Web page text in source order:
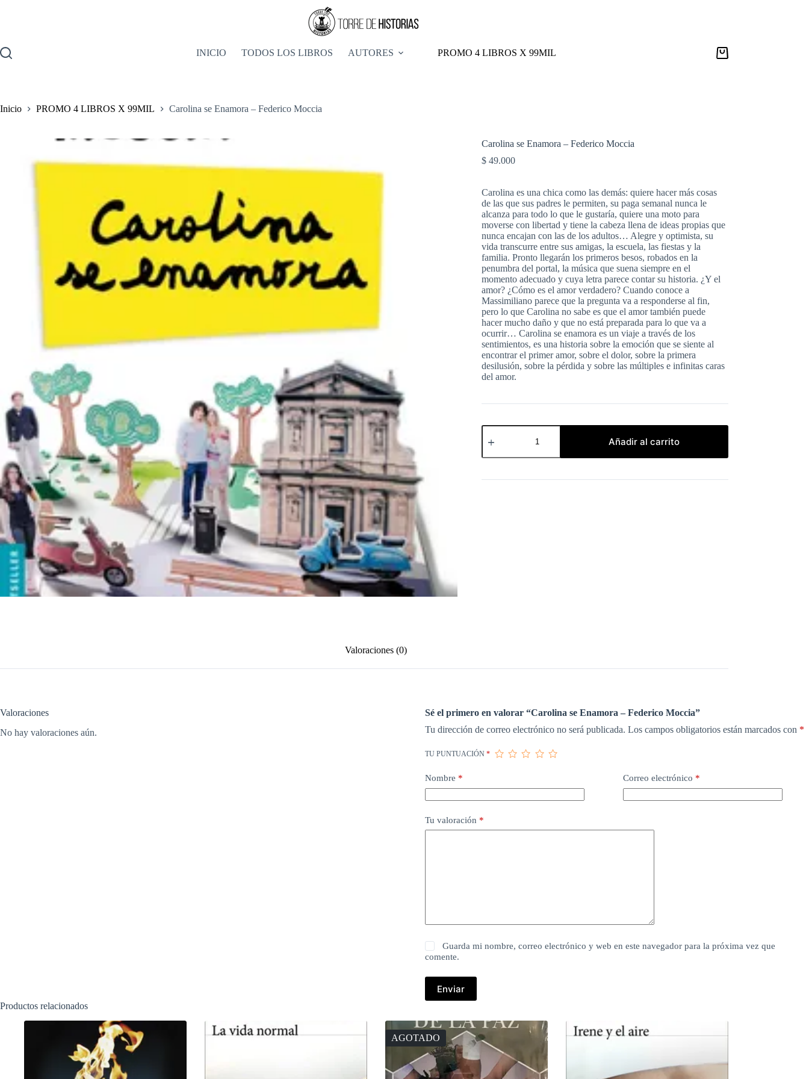
INICIO TODOS LOS LIBROS AUTORES PROMO 4 LIBROS X 99MIL
Carro
Inicio PROMO 4 LIBROS X 99MIL Carolina se Enamora – Federico Moccia
Carolina se Enamora – Federico Moccia
$ 49.000
Carolina es una chica como las demás: quiere hacer más cosas
de las que sus padres le permiten, su paga semanal nunca le
alcanza para todo lo que le gustaría, quiere una moto para
moverse con libertad y tiene la cabeza llena de ideas propias que
nunca encajan con las de los adultos… Alegre y optimista, su
vida transcurre entre sus amigas, la escuela, las fiestas y la
familia. Pronto llegarán los primeros besos, robados en la
penumbra del portal, la música que suena siempre en el
momento adecuado y cuya letra parece contar su historia. ¿Y el
amor? ¿Cómo es el amor verdadero? Cuando conoce a
Massimiliano parece que la pregunta va a responderse al fin,
pero lo que Carolina no sabe es que el amor también puede
hacer mucho daño y que no está preparada para lo que va a
ocurrir… Carolina se enamora es un viaje a través de los
sentimientos, es una historia sobre la emoción que se siente al
encontrar el primer amor, sobre el dolor, sobre la primera
desilusión, sobre la pérdida y sobre las múltiples e infinitas caras
del amor.
Carolina
se
-
Moccia
Añadir al carrito
Valoraciones (0)
Valoraciones
No hay valoraciones aún.
Sé el primero en valorar “Carolina se Enamora – Federico Moccia”
Tu dirección de correo electrónico no será publicada. Los campos obligatorios están marcados con *
TU PUNTUACIÓN *
Nombre * Correo electrónico *
Tu valoración *
Guarda mi nombre, correo electrónico y web en este navegador para la próxima vez que
comente.
Enviar
Productos relacionados
AGOTADO